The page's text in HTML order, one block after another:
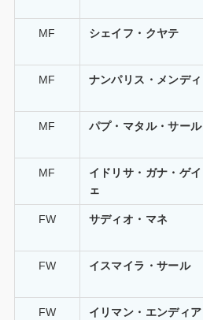
MF シェイフ・クヤテ
MF ナンパリス・メンディ
MF パプ・マタル・サール
MF
イドリサ・ガナ・ゲイ
ェ
FW サディオ・マネ
FW イスマイラ・サール
FW
イリマン・エンディア